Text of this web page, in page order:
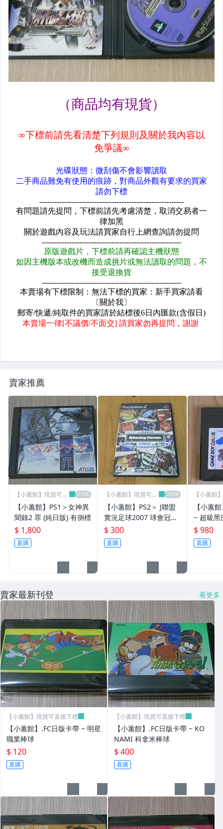
GG
WS
攻略。SONY系列
攻略。SFC / FC
攻略。GBA
攻略。線上
電玩主機
日文書籍
動漫精品
賣家推薦
【小蕙館】現貨可直
【小蕙館】PS1＞女神異
聞錄2 罪 (純日版) 有側標
$ 1,800
直購
【小蕙館】現貨可直
【小蕙館】PS2＞ J聯盟
實況足球2007 球會冠軍
盃 (純日版)
$ 300
直購
【小蕙館
【小蕙
~ 超級黑
$ 980
直購
賣家最新刊登 看更多
【小蕙館】現貨可直接下標
【小蕙館】.FC日版卡帶 ~ 明星
職業棒球
$ 120
直購
【小蕙館】現貨可直接下標
【小蕙館】.FC日版卡帶 ~ KO
NAMI 科拿米棒球
$ 400
直購